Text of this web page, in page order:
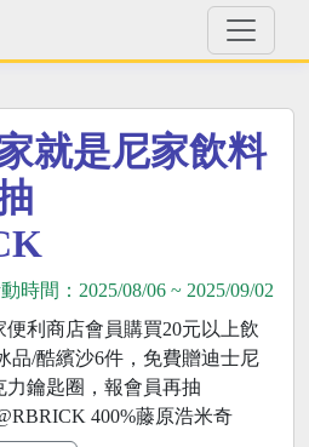
就是尼家飲料
時間： 2025/08/06 ~ 2025/09/02
便利商店會員購買20元以上飲
品/酷繽沙6件，免費贈迪士尼
力鑰匙圈，報會員再抽
400%藤原浩米奇